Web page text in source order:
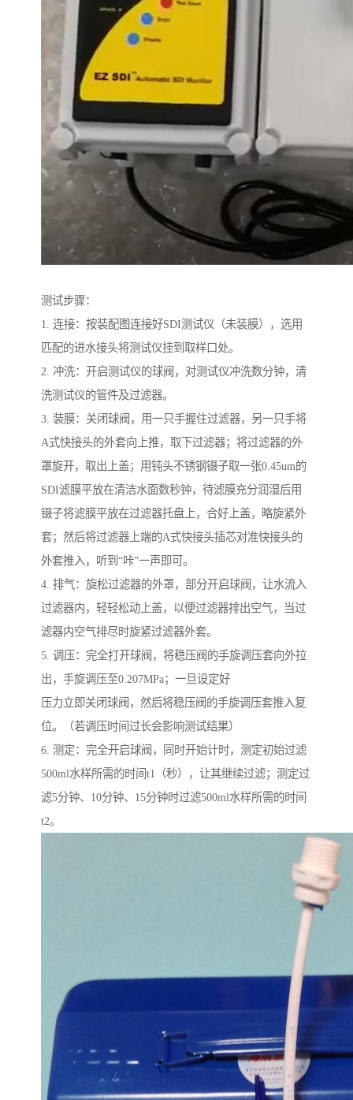
测试步骤：
1. 连接：按装配图连接好SDI测试仪（未装膜），选用
匹配的进水接头将测试仪挂到取样口处。
2. 冲洗：开启测试仪的球阀，对测试仪冲洗数分钟，清
洗测试仪的管件及过滤器。
3. 装膜：关闭球阀，用一只手握住过滤器，另一只手将
A式快接头的外套向上推，取下过滤器；将过滤器的外
罩旋开，取出上盖；用钝头不锈钢镊子取一张0.45um的
SDI滤膜平放在清洁水面数秒钟，待滤膜充分润湿后用
镊子将滤膜平放在过滤器托盘上，合好上盖，略旋紧外
套；然后将过滤器上端的A式快接头插芯对准快接头的
外套推入，听到“咔”一声即可。
4. 排气：旋松过滤器的外罩，部分开启球阀，让水流入
过滤器内，轻轻松动上盖，以便过滤器排出空气，当过
滤器内空气排尽时旋紧过滤器外套。
5. 调压：完全打开球阀，将稳压阀的手旋调压套向外拉
出，手旋调压至0.207MPa；一旦设定好
压力立即关闭球阀，然后将稳压阀的手旋调压套推入复
位。（若调压时间过长会影响测试结果）
6. 测定：完全开启球阀，同时开始计时，测定初始过滤
500ml水样所需的时间t1（秒），让其继续过滤；测定过
滤5分钟、10分钟、15分钟时过滤500ml水样所需的时间
t2。